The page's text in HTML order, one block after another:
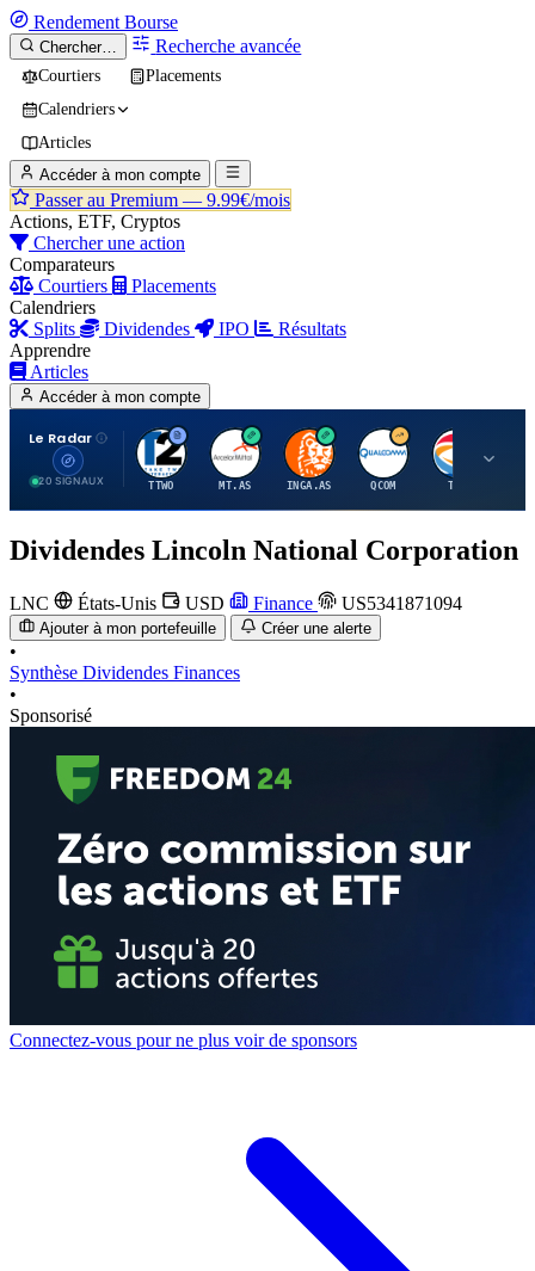
Rendement Bourse
Chercher… Recherche avancée
Courtiers
Placements
Calendriers
Articles
Accéder à mon compte
Passer au Premium — 9.99€/mois
Actions, ETF, Cryptos
Chercher une action
Comparateurs
Courtiers
Placements
Calendriers
Splits
Dividendes IPO
Résultats
Apprendre
Articles
Accéder à mon compte
Le Radar
20 SIGNAUX
T
TTWO
A
MT.AS
I
INGA.AS
Q
QCOM
T
TTE
Dividendes Lincoln National Corporation
LNC États-Unis USD Finance US5341871094
Ajouter à mon portefeuille Créer une alerte
•
Synthèse Dividendes Finances
•
Sponsorisé
Connectez-vous pour ne plus voir de sponsors